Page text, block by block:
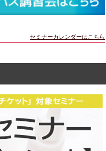
セミナーカレンダーはこちら